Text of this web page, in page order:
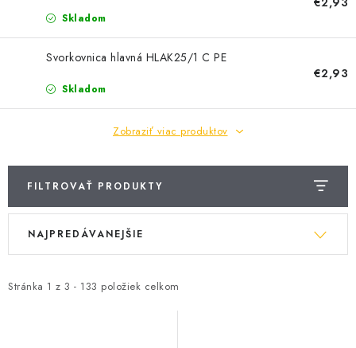
OBCHOD
REFERENCIE
KARIÉRA
DOMÁCNOSŤ
ELEKTROMEROVÉ ROZVÁDZAČE
Skladom
Svorkovnica hlavná HLAK25/1 C PE
Skladom
€2,93
Zobraziť viac produktov
FILTROVAŤ PRODUKTY
V
i
Stránka 1 z 3 - 133 položiek celkom
R
e
NAJPREDÁVANEJŠIE